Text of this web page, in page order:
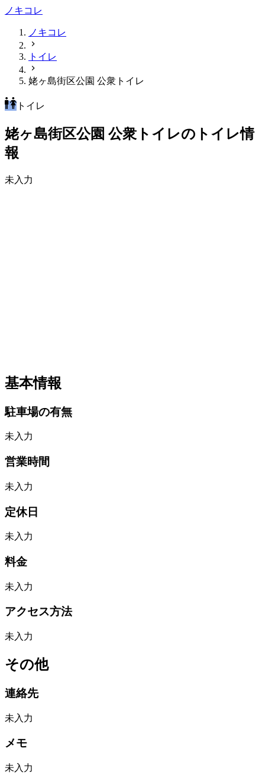
ノキコレ
ノキコレ
トイレ
姥ヶ島街区公園 公衆トイレ
トイレ
姥ヶ島街区公園 公衆トイレのトイレ情
報
未入力
基本情報
駐車場の有無
未入力
営業時間
未入力
定休日
未入力
料金
未入力
アクセス方法
未入力
その他
連絡先
未入力
メモ
未入力